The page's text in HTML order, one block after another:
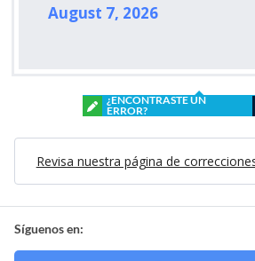
August 7, 2026
¿ENCONTRASTE UN
ERROR?
Revisa nuestra página de
Síguenos en: